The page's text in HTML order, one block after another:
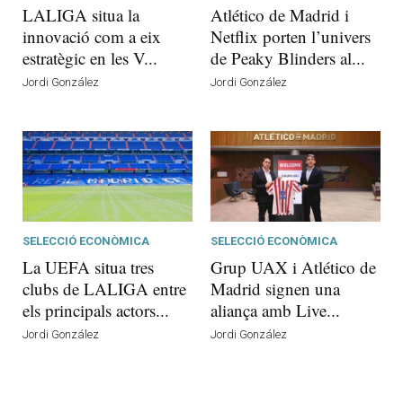
LALIGA situa la
innovació com a eix
estratègic en les V...
Jordi González
Atlético de Madrid i
Netflix porten l’univers
de Peaky Blinders al...
Jordi González
SELECCIÓ ECONÒMICA
La UEFA situa tres
clubs de LALIGA entre
els principals actors...
Jordi González
SELECCIÓ ECONÒMICA
Grup UAX i Atlético de
Madrid signen una
aliança amb Live...
Jordi González